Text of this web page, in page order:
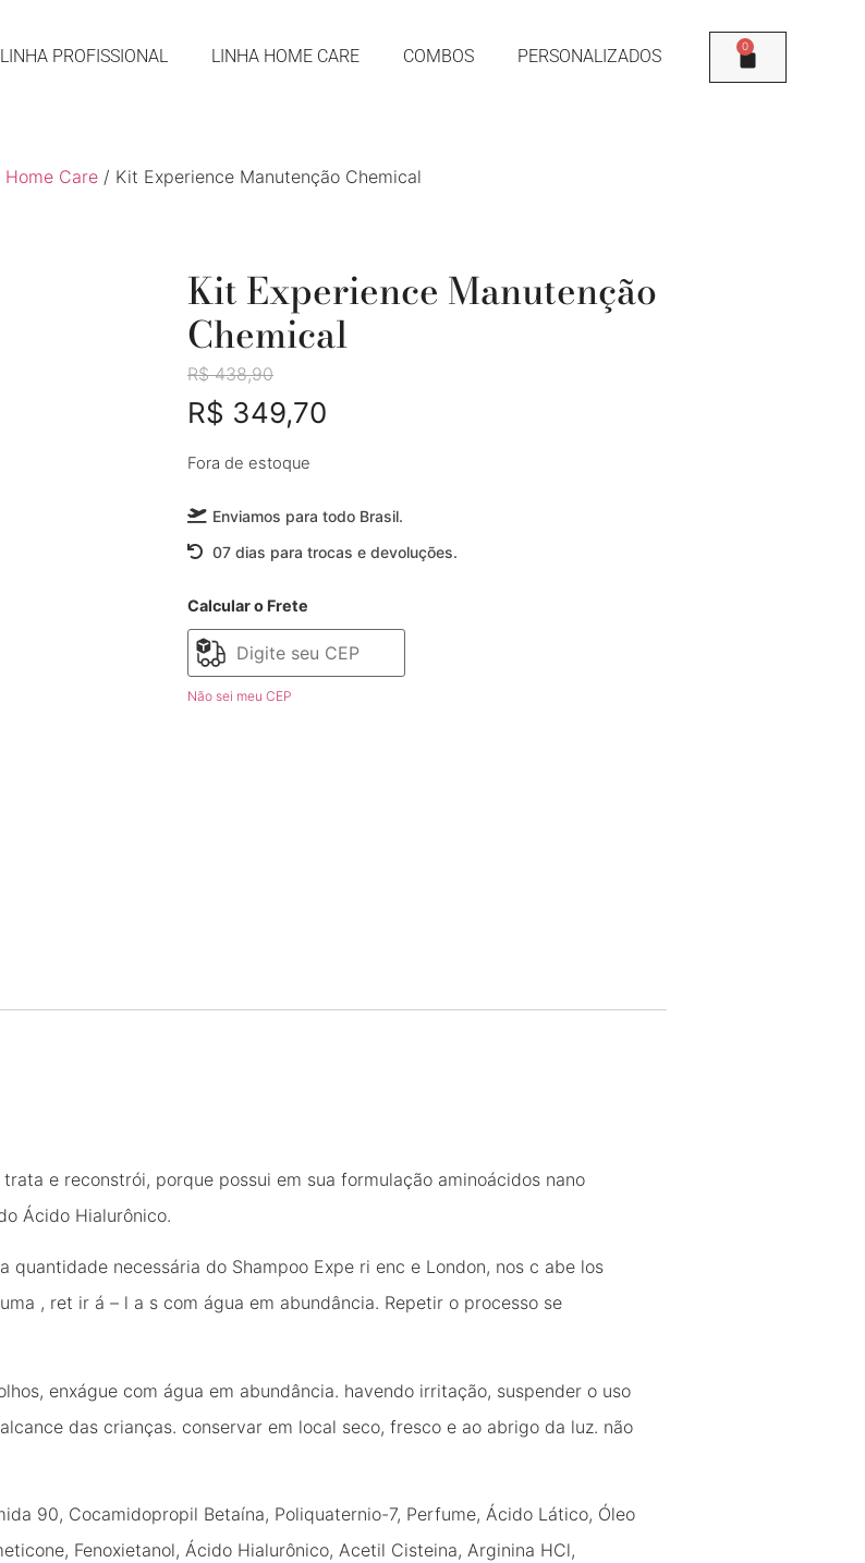
LINHA PROFISSIONAL LINHA HOME CARE COMBOS PERSONALIZADOS
0
Home Care/ Kit Experience Manutenção Chemical
Kit Experience Manutenção
Chemical
R$438,90
R$ 349,70
Fora de estoque
Enviamos para todo Brasil.
07 dias para trocas e devoluções.
Calcular o Frete
Não sei meu CEP
e reconstrói, porque possui em sua formulação aminoácidos nano
Ácido Hialurônico.
quantidade necessária do Shampoo Expe ri enc e London, nos c abe los
, ret ir á – l a s com água em abundância. Repetir o processo se
enxágue com água em abundância. havendo irritação, suspender o uso
das crianças. conservar em local seco, fresco e ao abrigo da luz. não
90, Cocamidopropil Betaína, Poliquaternio-7, Perfume, Ácido Lático, Óleo
Fenoxietanol, Ácido Hialurônico, Acetil Cisteina, Arginina HCl,